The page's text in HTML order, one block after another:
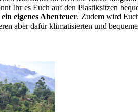
Ihr es Euch auf den Plastiksitzen
eigenes Abenteuer. Zudem wird
aber dafür klimatisierten und